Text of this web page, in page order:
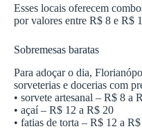
Esses locais oferecem
por valores entre R$ 8 e R$
Sobremesas baratas
Para adoçar o dia,
sorveterias e docerias com
• sorvete artesanal – R$ 8 a
• açaí – R$ 12 a R$ 20
• fatias de torta – R$ 12 a